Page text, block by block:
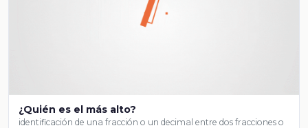
¿Quién es el más alto?
identificación de una fracción o un decimal entre dos fracciones o